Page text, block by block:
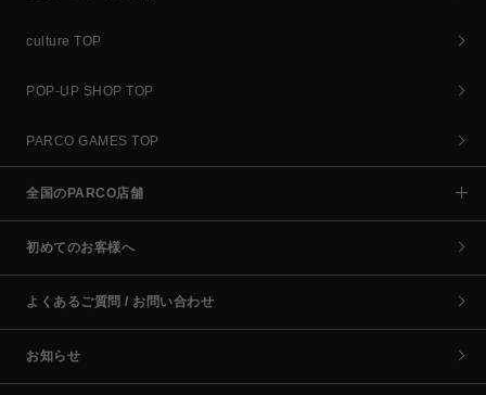
culture TOP
POP-UP SHOP TOP
PARCO GAMES TOP
全国のPARCO店舗
初めてのお客様へ
よくあるご質問 / お問い合わせ
お知らせ